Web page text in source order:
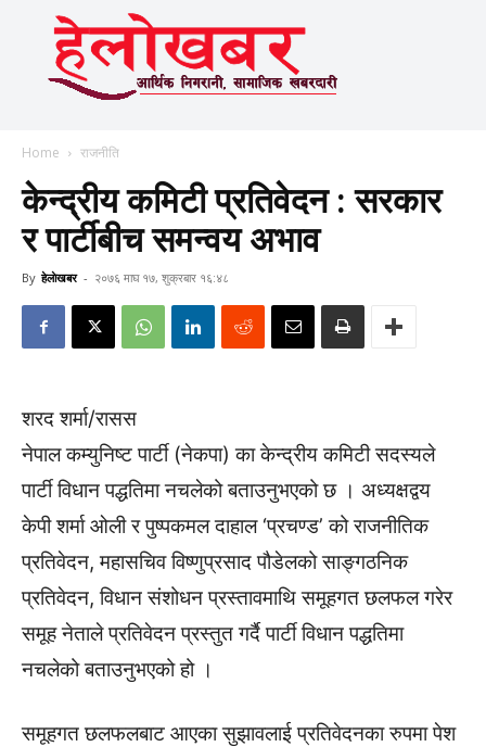
Home राजनीति
केन्द्रीय कमिटी प्रतिवेदन : सरकार
र पार्टीबीच समन्वय अभाव
By हेलाेखबर - २०७६ माघ १७, शुक्रबार १६:४८
शरद शर्मा/रासस
नेपाल कम्युनिष्ट पार्टी (नेकपा) का केन्द्रीय कमिटी सदस्यले
पार्टी विधान पद्धतिमा नचलेको बताउनुभएको छ । अध्यक्षद्वय
केपी शर्मा ओली र पुष्पकमल दाहाल ‘प्रचण्ड’ को राजनीतिक
प्रतिवेदन, महासचिव विष्णुप्रसाद पौडेलको साङ्गठनिक
प्रतिवेदन, विधान संशोधन प्रस्तावमाथि समूहगत छलफल गरेर
समूह नेताले प्रतिवेदन प्रस्तुत गर्दै पार्टी विधान पद्धतिमा
नचलेको बताउनुभएको हो ।
समूहगत छलफलबाट आएका सुझावलाई प्रतिवेदनका रुपमा पेश